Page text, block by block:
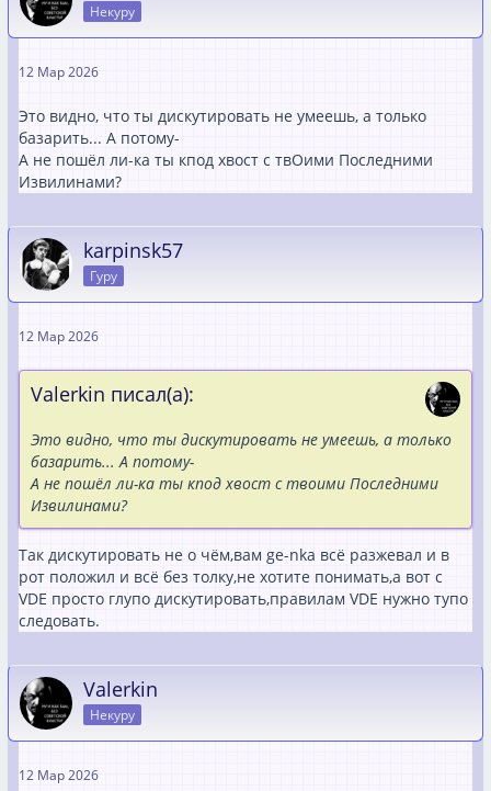
Некуру
12 Мар 2026
Это видно, что ты дискутировать не умеешь, а только
базарить... А потому-
А не пошёл ли-ка ты кпод хвост с твОими Последними
Извилинами?
karpinsk57
Гуру
12 Мар 2026
Valerkin писал(а):
Это видно, что ты дискутировать не умеешь, а только
базарить... А потому-
А не пошёл ли-ка ты кпод хвост с твоими Последними
Извилинами?
Так дискутировать не о чём,вам ge-nka всё разжевал и в
рот положил и всё без толку,не хотите понимать,а вот с
VDE просто глупо дискутировать,правилам VDE нужно тупо
следовать.
Valerkin
Некуру
12 Мар 2026